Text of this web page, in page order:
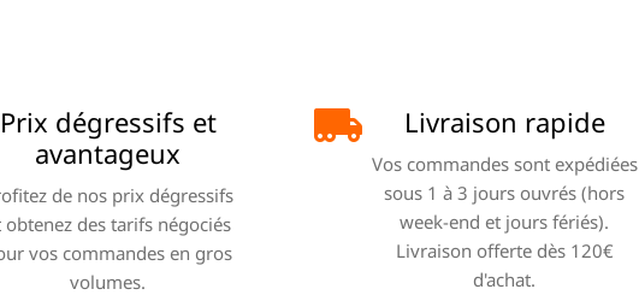
Prix dégressifs et
avantageux
de nos prix dégressifs
obtenez des tarifs négociés
vos commandes en gros
volumes.
Livraison rapide
Vos commandes sont expédiées
sous 1 à 3 jours ouvrés (hors
week-end et jours fériés).
Livraison offerte dès 120€
d'achat.